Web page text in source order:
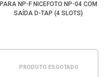
PARA NP-F NICEFOTO NP-04 COM
SAÍDA D-TAP (4 SLOTS)
PRODUTO ESGOTADO